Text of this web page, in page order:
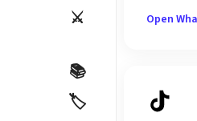
⚔️
📚
🏷️
Open